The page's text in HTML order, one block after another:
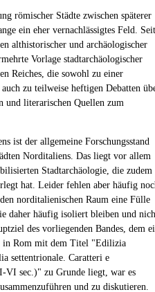
römischer Städte zwischen späterer
ein eher vernachlässigtes Feld. Seit
althistorischer und archäologischer
Vorlage stadtarchäologischer
Reiches, die sowohl zu einer
zu teilweise heftigen Debatten
und literarischen Quellen zum
ist der allgemeine Forschungsstand
Norditaliens. Das liegt vor allem
Stadtarchäologie, die zudem
hat. Leider fehlen aber häufig
norditalienischen Raum eine Fülle
daher häufig isoliert bleiben und
des vorliegenden Bandes, dem
in Rom mit dem Titel "Edilizia
settentrionale. Caratteri e
VI sec.)" zu Grunde liegt, war es
und zu diskutieren.